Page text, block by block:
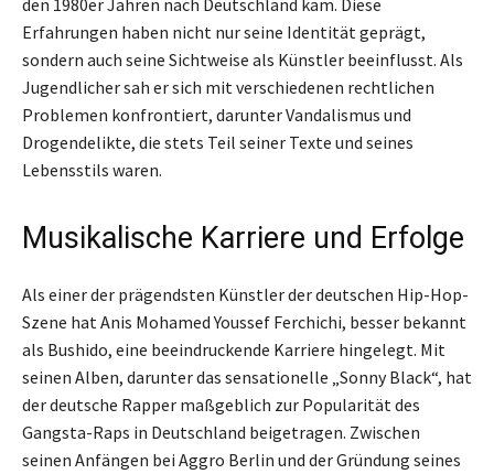
Erfahrungen haben nicht nur seine Identität geprägt,
sondern auch seine Sichtweise als Künstler beeinflusst. Als
Jugendlicher sah er sich mit verschiedenen rechtlichen
Problemen konfrontiert, darunter Vandalismus und
Drogendelikte, die stets Teil seiner Texte und seines
Lebensstils waren.
Musikalische Karriere und Erfolge
Als einer der prägendsten Künstler der deutschen Hip-Hop-
Szene hat Anis Mohamed Youssef Ferchichi, besser bekannt
als Bushido, eine beeindruckende Karriere hingelegt. Mit
seinen Alben, darunter das sensationelle „Sonny Black“, hat
der deutsche Rapper maßgeblich zur Popularität des
Gangsta-Raps in Deutschland beigetragen. Zwischen
seinen Anfängen bei Aggro Berlin und der Gründung seines